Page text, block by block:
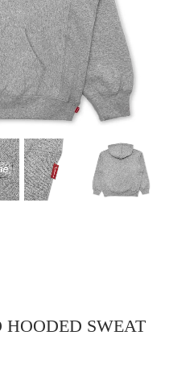
HOODED SWEAT